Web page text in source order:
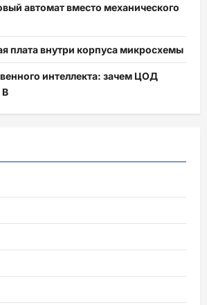
автомат вместо механического
плата внутри корпуса микросхемы
интеллекта: зачем ЦОД
В